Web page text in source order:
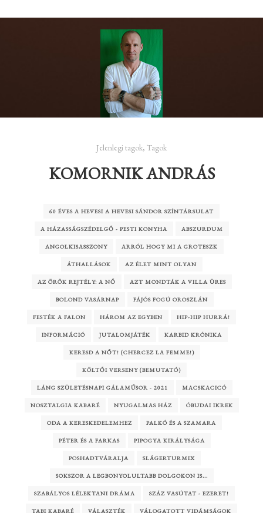
Jelenlegi tagok, Tagok
KOMORNIK ANDRÁS
60 ÉVES A HEVESI A HEVESI SÁNDOR SZÍNTÁRSULAT
A HÁZASSÁGSZÉDELGŐ - PESTI KONYHA ABSZURDUM
ANGOLKISASSZONY ARRÓL HOGY MI A GROTESZK
ÁTHALLÁSOK AZ ÉLET MINT OLYAN
AZ ÖRÖK REJTÉLY: A NŐ AZT MONDTÁK A VILLA ÜRES
BOLOND VASÁRNAP FÁJÓS FOGÚ OROSZLÁN
FESTÉK A FALON HÁROM AZ EGYBEN HIP-HIP HURRÁ!
INFORMÁCIÓ JUTALOMJÁTÉK KARBID KRÓNIKA
KERESD A NŐT! (CHERCEZ LA FEMME!)
KÖLTŐI VERSENY (BEMUTATÓ)
LÁNG SZÜLETÉSNAPI GÁLAMŰSOR - 2021 MACSKACICÓ
NOSZTALGIA KABARÉ NYUGALMAS HÁZ ÓBUDAI IKREK
ODA A KERESKEDELEMHEZ PALKÓ ÉS A SZAMARA
PÉTER ÉS A FARKAS PIPOGYA KIRÁLYSÁGA
POSHADTVÁRALJA SLÁGERTURMIX
SOKSZOR A LEGBONYOLULTABB DOLGOKON IS...
SZABÁLYOS LÉLEKTANI DRÁMA SZÁZ VASÚTAT - EZERET!
TABI KABARÉ VÁLASZTÉK VÁLOGATOTT VIDÁMSÁGOK